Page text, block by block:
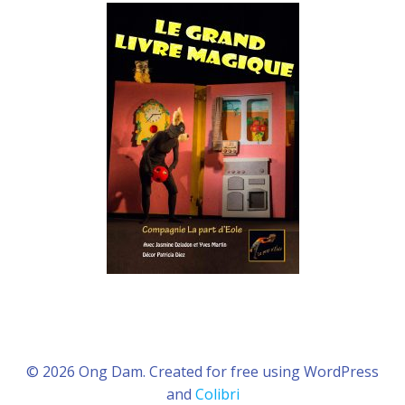
© 2026 Ong Dam. Created for free using WordPress
and Colibri